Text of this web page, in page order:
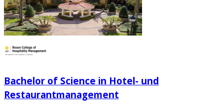
Bachelor of Science in Hotel- und
Restaurantmanagement